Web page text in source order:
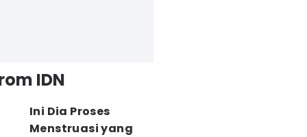
IDN
Ini Dia Proses
Menstruasi yang